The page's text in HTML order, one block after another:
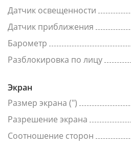
Датчик освещенности
Датчик приближения
Барометр
Разблокировка по лицу
Экран
Размер экрана (")
Разрешение экрана
Соотношение сторон